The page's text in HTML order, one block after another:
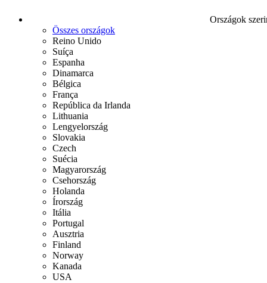
Országok
Összes országok
Reino Unido
Suíça
Espanha
Dinamarca
Bélgica
França
República da Irlanda
Lithuania
Lengyelország
Slovakia
Czech
Suécia
Magyarország
Csehország
Holanda
Írország
Itália
Portugal
Ausztria
Finland
Norway
Kanada
USA